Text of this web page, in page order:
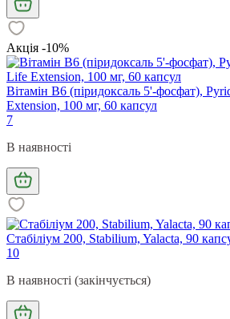
Акція -10%
Вітамін В6 (піридоксаль 5'-фосфат),
Extension, 100 мг, 60 капсул
7
В наявності
Стабіліум 200, Stabilium, Yalacta, 90
10
В наявності (закінчується)